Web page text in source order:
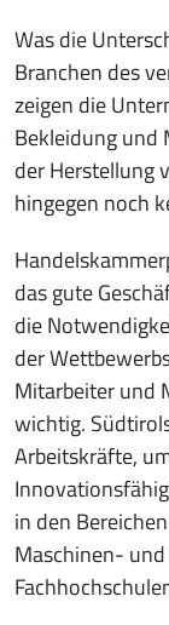
Was die
Branchen des
zeigen die
Bekleidung und
der Herstellung
hingegen noch
das gute
die
der
Mitarbeiter und
wichtig.
Arbeitskräfte,
in den
Maschinen-